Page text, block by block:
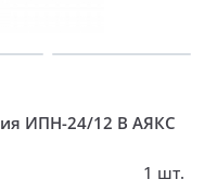
ИПН-24/12 В АЯКС
1 шт.